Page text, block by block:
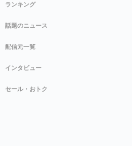
ランキング
話題のニュース
配信元一覧
インタビュー
セール・おトク